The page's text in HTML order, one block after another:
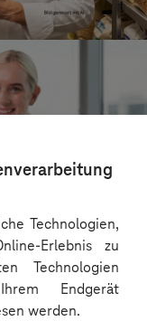
Technologien,
Erlebnis zu
Technologien
Endgerät
werden.